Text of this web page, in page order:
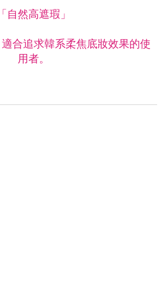
「自然高遮瑕」
合追求韓系柔焦底妝效果的使
用者。